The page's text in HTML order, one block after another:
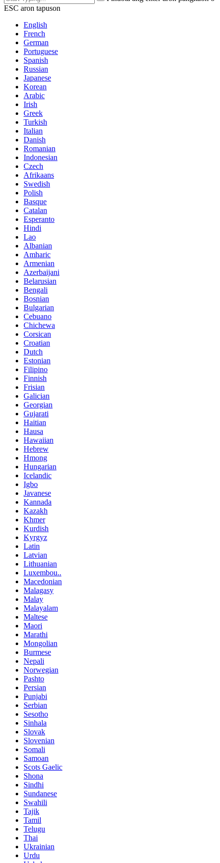
ESC aron tapuson
English
French
German
Portuguese
Spanish
Russian
Japanese
Korean
Arabic
Irish
Greek
Turkish
Italian
Danish
Romanian
Indonesian
Czech
Afrikaans
Swedish
Polish
Basque
Catalan
Esperanto
Hindi
Lao
Albanian
Amharic
Armenian
Azerbaijani
Belarusian
Bengali
Bosnian
Bulgarian
Cebuano
Chichewa
Corsican
Croatian
Dutch
Estonian
Filipino
Finnish
Frisian
Galician
Georgian
Gujarati
Haitian
Hausa
Hawaiian
Hebrew
Hmong
Hungarian
Icelandic
Igbo
Javanese
Kannada
Kazakh
Khmer
Kurdish
Kyrgyz
Latin
Latvian
Lithuanian
Luxembou..
Macedonian
Malagasy
Malay
Malayalam
Maltese
Maori
Marathi
Mongolian
Burmese
Nepali
Norwegian
Pashto
Persian
Punjabi
Serbian
Sesotho
Sinhala
Slovak
Slovenian
Somali
Samoan
Scots Gaelic
Shona
Sindhi
Sundanese
Swahili
Tajik
Tamil
Telugu
Thai
Ukrainian
Urdu